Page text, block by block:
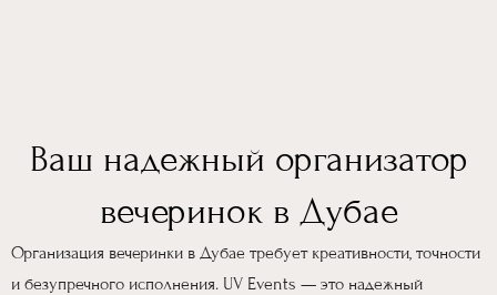
Ваш надежный организатор
вечеринок в Дубае
Организация вечеринки в Дубае требует креативности, точности
и безупречного исполнения. UV Events — это надежный